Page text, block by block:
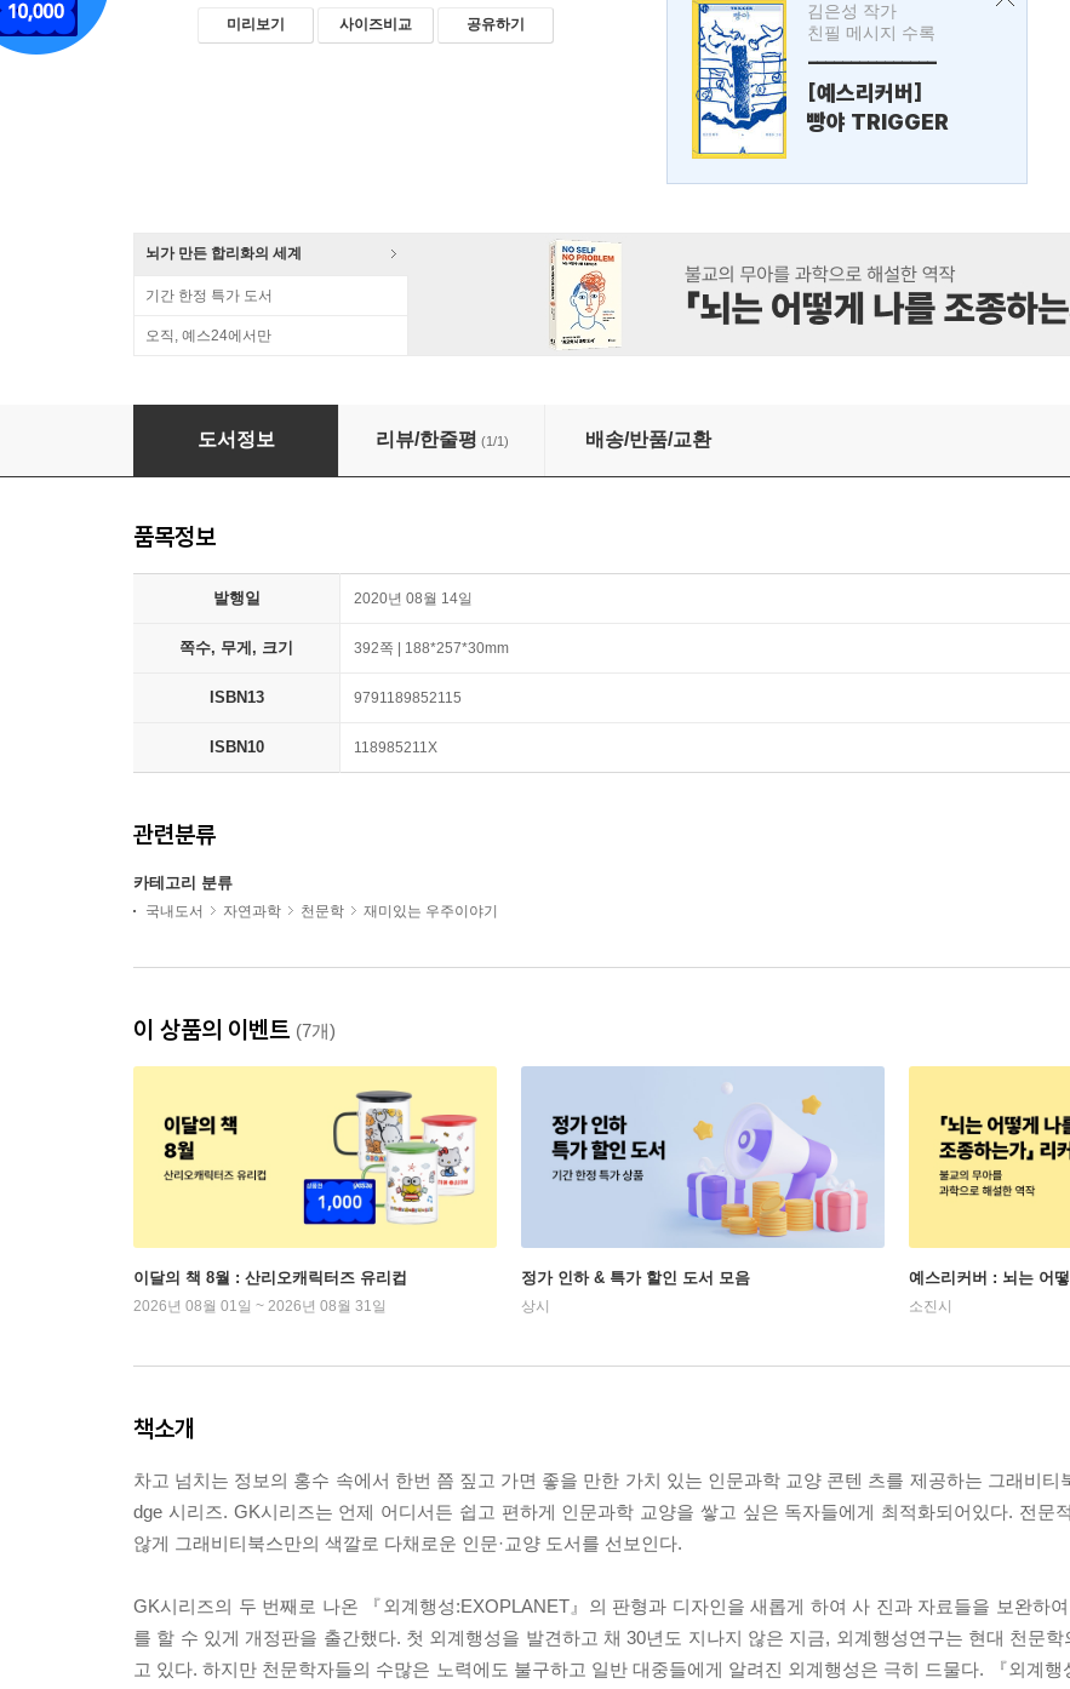
미리보기 사이즈비교 공유하기
김은성 작가
친필 메시지 수록
---------------
[예스리커버]
빵야 TRIGGER
뇌가 만든 합리화의 세계
기간 한정 특가 도서
오직, 예스24에서만
외계행성: EXOPLANET
도서정보 리뷰/한줄평 (1/1) 배송/반품/교환
품목정보
발행일 2020년 08월 14일
쪽수, 무게, 크기 392쪽 | 188*257*30mm
ISBN13 9791189852115
ISBN10 118985211X
관련분류
카테고리 분류
국내도서 자연과학 천문학 재미있는 우주이야기
이 상품의 이벤트 (7개)
이달의 책 8월 : 산리오캐릭터즈 유리컵
2026년 08월 01일 ~ 2026년 08월 31일
정가 인하 & 특가 할인 도서 모음
상시
예스리커버 : 뇌는 어
소진시
책소개
차고 넘치는 정보의 홍수 속에서 한번 쯤 짚고 가면 좋을 만한 가치 있는 인문과학 교양 콘텐 츠를 제공하는 그래비티
dge 시리즈. GK시리즈는 언제 어디서든 쉽고 편하게 인문과학 교양을 쌓고 싶은 독자들에게 최적화되어있다. 전문
않게 그래비티북스만의 색깔로 다채로운 인문·교양 도서를 선보인다.
GK시리즈의 두 번째로 나온 『외계행성:EXOPLANET』의 판형과 디자인을 새롭게 하여 사 진과 자료들을 보완하
를 할 수 있게 개정판을 출간했다. 첫 외계행성을 발견하고 채 30년도 지나지 않은 지금, 외계행성연구는 현대 천문
고 있다. 하지만 천문학자들의 수많은 노력에도 불구하고 일반 대중들에게 알려진 외계행성은 극히 드물다. 『외계행